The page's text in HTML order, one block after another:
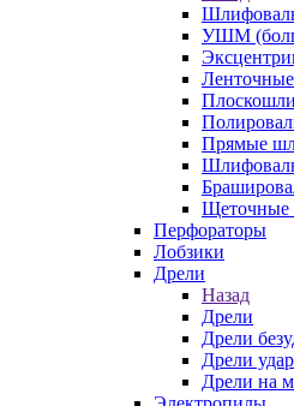
УШМ
Прямые
Перфораторы
Лобзики
Дрели
Назад
Дрели
Дрели
Дрели
Дрели на